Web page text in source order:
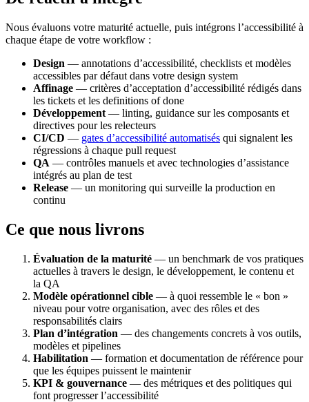
Nous évaluons votre maturité actuelle, puis intégrons l’accessibilité à
chaque étape de votre workflow :
Design — annotations d’accessibilité, checklists et modèles
accessibles par défaut dans votre design system
Affinage — critères d’acceptation d’accessibilité rédigés dans
les tickets et les definitions of done
Développement — linting, guidance sur les composants et
directives pour les relecteurs
CI/CD — gates d’accessibilité automatisés qui signalent les
régressions à chaque pull request
QA — contrôles manuels et avec technologies d’assistance
intégrés au plan de test
Release — un monitoring qui surveille la production en
continu
Ce que nous livrons
Évaluation de la maturité — un benchmark de vos pratiques
actuelles à travers le design, le développement, le contenu et
la QA
Modèle opérationnel cible — à quoi ressemble le « bon »
niveau pour votre organisation, avec des rôles et des
responsabilités clairs
Plan d’intégration — des changements concrets à vos outils,
modèles et pipelines
Habilitation — formation et documentation de référence pour
que les équipes puissent le maintenir
KPI & gouvernance — des métriques et des politiques qui
font progresser l’accessibilité